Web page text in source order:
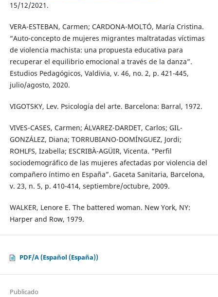
15/12/2021.
VERA-ESTEBAN, Carmen; CARDONA-MOLTÓ, María Cristina.
“Auto-concepto de mujeres migrantes maltratadas víctimas
de violencia machista: una propuesta educativa para
recuperar el equilibrio emocional a través de la danza”.
Estudios Pedagógicos, Valdivia, v. 46, no. 2, p. 421-445,
julio/agosto, 2020.
VIGOTSKY, Lev. Psicología del arte. Barcelona: Barral, 1972.
VIVES-CASES, Carmen; ÁLVAREZ-DARDET, Carlos; GIL-
GONZÁLEZ, Diana; TORRUBIANO-DOMÍNGUEZ, Jordi;
ROHLFS, Izabella; ESCRIBÀ-AGÜIR, Vicenta. “Perfil
sociodemográfico de las mujeres afectadas por violencia del
compañero íntimo en España”. Gaceta Sanitaria, Barcelona,
v. 23, n. 5, p. 410-414, septiembre/octubre, 2009.
WALKER, Lenore E. The battered woman. New York, NY:
Harper and Row, 1979.
PDF/A (Español (España))
Publicado